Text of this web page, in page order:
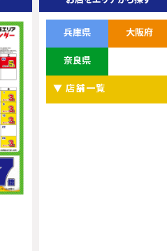
兵庫県 大阪府
奈良県
▼ 店舗一覧